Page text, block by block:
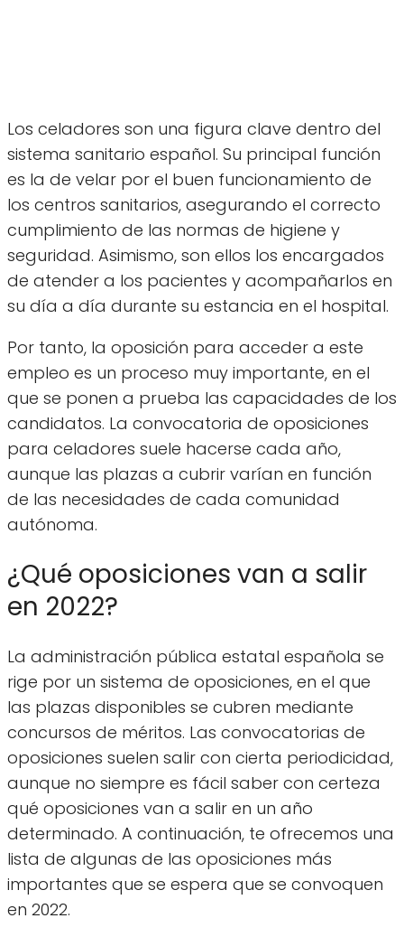
Los celadores son una figura clave dentro del
sistema sanitario español. Su principal función
es la de velar por el buen funcionamiento de
los centros sanitarios, asegurando el correcto
cumplimiento de las normas de higiene y
seguridad. Asimismo, son ellos los encargados
de atender a los pacientes y acompañarlos en
su día a día durante su estancia en el hospital.
Por tanto, la oposición para acceder a este
empleo es un proceso muy importante, en el
que se ponen a prueba las capacidades de los
candidatos. La convocatoria de oposiciones
para celadores suele hacerse cada año,
aunque las plazas a cubrir varían en función
de las necesidades de cada comunidad
autónoma.
¿Qué oposiciones van a salir
en 2022?
La administración pública estatal española se
rige por un sistema de oposiciones, en el que
las plazas disponibles se cubren mediante
concursos de méritos. Las convocatorias de
oposiciones suelen salir con cierta periodicidad,
aunque no siempre es fácil saber con certeza
qué oposiciones van a salir en un año
determinado. A continuación, te ofrecemos una
lista de algunas de las oposiciones más
importantes que se espera que se convoquen
en 2022.